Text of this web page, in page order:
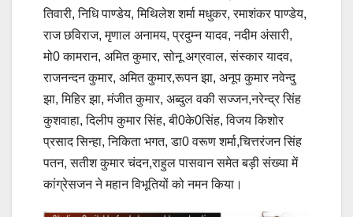
तिवारी, निधि पाण्डेय, मिथिलेश शर्मा मधुकर, रमाशंकर पाण्डेय,
राज छविराज, मृणाल अनामय, प्रदुम्न यादव, नदीम अंसारी,
मो0 कामरान, अमित कुमार, सोनू अग्रवाल, संस्कार यादव,
राजनन्दन कुमार, अमित कुमार,रूपन झा, अनूप कुमार नवेन्दु
झा, मिहिर झा, मंजीत कुमार, अब्दुल वकी सज्जन,नरेन्द्र सिंह
कुशवाहा, दिलीप कुमार सिंह, बी0के0सिंह, विजय किशोर
प्रसाद सिन्हा, निकिता भगत, डा0 वरूण शर्मा,चित्तरंजन सिंह
पतन, सतीश कुमार चंदन,राहुल पासवान समेत बड़ी संख्या में
कांग्रेसजन ने महान विभूतियों को नमन किया।